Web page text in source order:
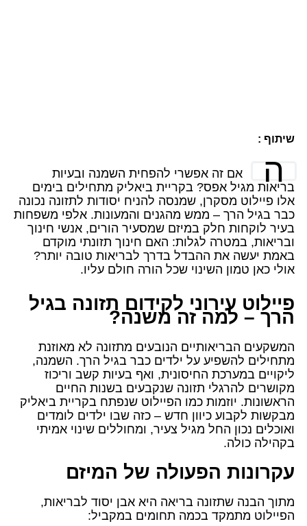
שיתוף :
ה
אם זה אפשרי להפחית השמנה ובעיות
בריאות מגיל אפס? בקריית ביאליק מתחילים בימים
אלו פיילוט מסקרן, שמנסה להניח יסודות לתזונה נכונה
כבר בגיל הרך – ממש מהגנים והמעונות. אלפי משפחות
בעיר לוקחות חלק במיזם שמסעיר הורים, אנשי חינוך
ובריאות, במטרה לגלות: האם חינוך תזונתי מוקדם
באמת יעשה את ההבדל בדרך לבריאות טובה יותר?
אולי כאן טמון השינוי שכל הורה חולם עליו.
פיילוט עירוני לקידום תזונה בגיל
הרך – למה זה משנה?
המשקעים הבריאותיים הנובעים מתזונה לא מאוזנת
מתחילים להשפיע על ילדים כבר בגיל הרך. השמנה,
ליקויים במערכת החיסונית, ואף בעיות קשב וריכוז
מקושרים להרגלי תזונה שנקבעים בשנות החיים
הראשונות. יוזמות כמו הפיילוט שנפתח בקריית ביאליק
מבקשות לקבוע כיוון חדש – כזה שבו ילדים לומדים
ואוכלים נכון החל מגיל צעיר, ומחוללים שינוי אמיתי
בקהילה כולה.
עקרונות הפעולה של המיזם
מתוך הבנה שתזונה בריאה היא אבן יסוד לבריאות,
הפיילוט מתמקד בכמה תחומים במקביל: